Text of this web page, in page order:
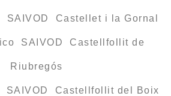
SAIVOD Castellet i la Gornal
SAIVOD Castellfollit de
Riubregós
SAIVOD Castellfollit del Boix